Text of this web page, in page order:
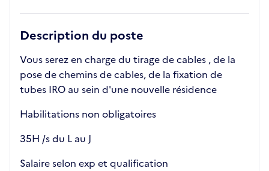
Description du poste
Vous serez en charge du tirage de cables , de la
pose de chemins de cables, de la fixation de
tubes IRO au sein d'une nouvelle résidence
Habilitations non obligatoires
35H /s du L au J
Salaire selon exp et qualification